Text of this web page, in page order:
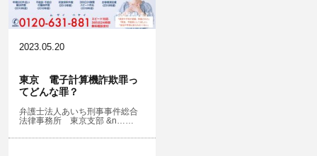
2023.05.20
東京 電子計算機詐欺罪っ
てどんな罪？
弁護士法人あいち刑事事件総合
法律事務所 東京支部 &n……